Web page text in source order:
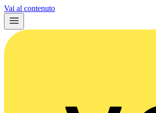
Vai al contenuto